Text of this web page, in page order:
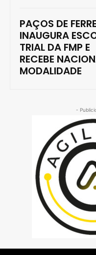
PAÇOS DE
INAUGURA
TRIAL DA FMP E
RECEBE
MODALIDADE
-